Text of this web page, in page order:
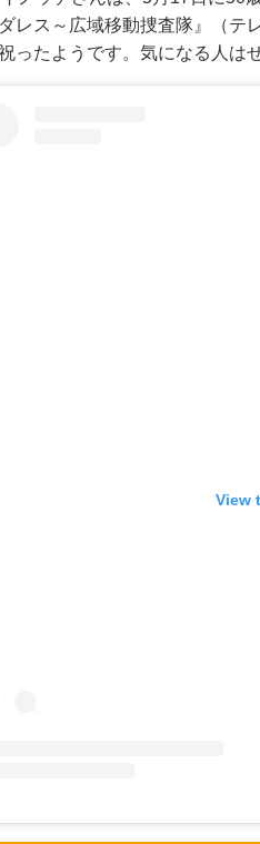
レス～広域移動捜査隊』（テ
ったようです。気になる人は
View